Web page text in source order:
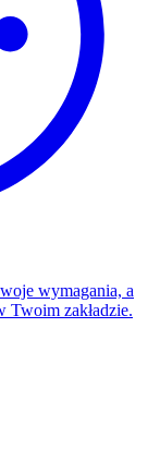
wymagania, a
zakładzie.